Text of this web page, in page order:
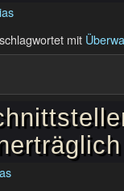
mit